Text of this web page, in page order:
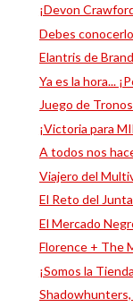
¡Devon
Debes
Elantris de
Ya es la hora...
Juego de
¡Victoria para
A todos nos
Viajero del
El Reto del
El Mercado
Florence + The
¡Somos la
Shadowhunters,